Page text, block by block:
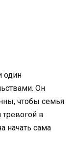
один
Он
чтобы семья
в
начать сама